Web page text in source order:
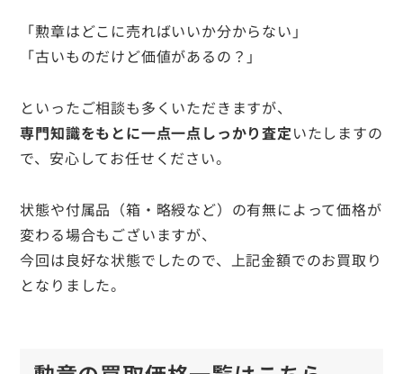
「勲章はどこに売ればいいか分からない」
「古いものだけど価値があるの？」
といったご相談も多くいただきますが、
専門知識をもとに一点一点しっかり査定いたしますの
で、安心してお任せください。
状態や付属品（箱・略綬など）の有無によって価格が
変わる場合もございますが、
今回は良好な状態でしたので、上記金額でのお買取り
となりました。